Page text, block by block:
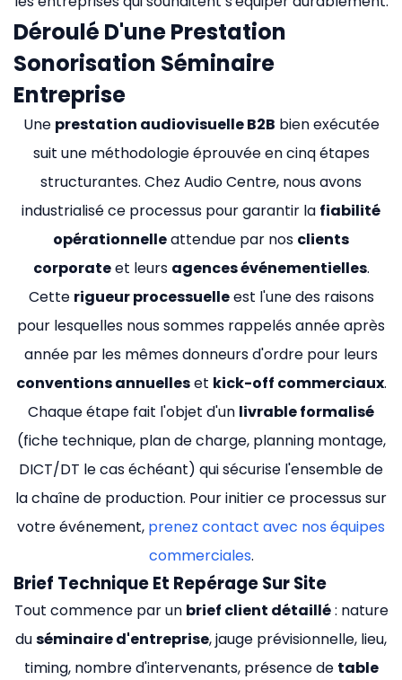
Déroulé D'une Prestation
Sonorisation Séminaire
Entreprise
Une prestation audiovisuelle B2B bien exécutée
suit une méthodologie éprouvée en cinq étapes
structurantes. Chez Audio Centre, nous avons
industrialisé ce processus pour garantir la fiabilité
opérationnelleattendue par nos clients
corporateet leurs agences événementielles.
Cette rigueur processuelleest l'une des raisons
pour lesquelles nous sommes rappelés année après
année par les mêmes donneurs d'ordre pour leurs
conventions annuelleset kick-off commerciaux.
Chaque étape fait l'objet d'un livrable formalisé
(fiche technique, plan de charge, planning montage,
DICT/DT le cas échéant) qui sécurise l'ensemble de
la chaîne de production. Pour initier ce processus sur
votre événement, prenez contact avec nos équipes
commerciales.
Brief Technique Et Repérage Sur Site
Tout commence par un brief client détaillé: nature
duséminaire d'entreprise, jauge prévisionnelle, lieu,
timing, nombre d'intervenants, présence de table